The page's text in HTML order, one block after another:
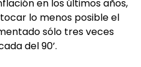
en los últimos años,
lo menos posible el
sólo tres veces
del 90’.